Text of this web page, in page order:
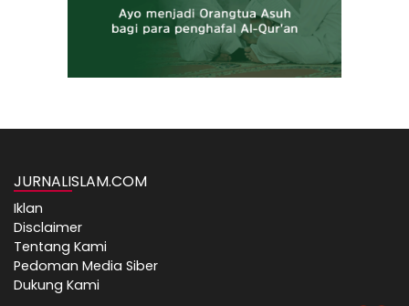
JURNALISLAM.COM
Iklan
Disclaimer
Tentang Kami
Pedoman Media Siber
Dukung Kami